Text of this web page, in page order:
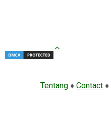
Tentang ♦ Contact ♦